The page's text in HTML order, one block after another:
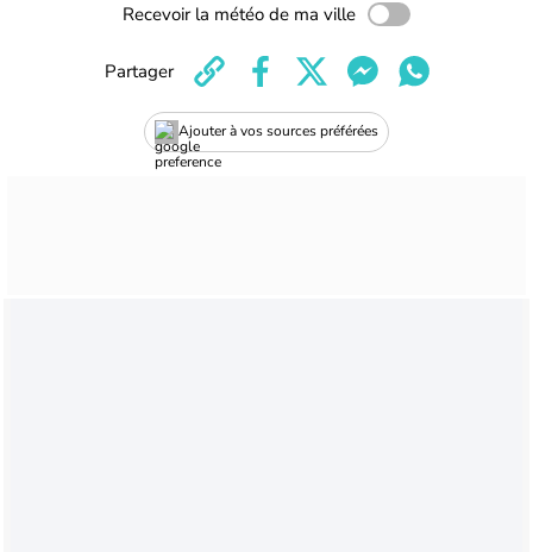
Recevoir la météo de ma ville
Ajouter à vos sources préférées
Partager